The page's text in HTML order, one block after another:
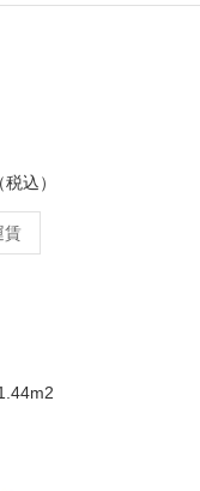
込）
賃